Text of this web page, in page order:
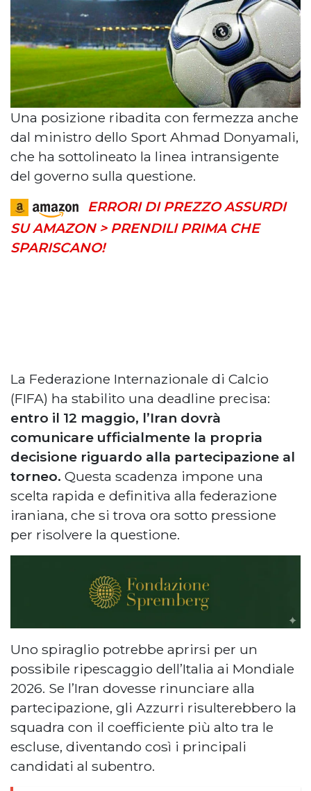
Una posizione ribadita con fermezza anche
dal ministro dello Sport Ahmad Donyamali,
che ha sottolineato la linea intransigente
del governo sulla questione.
ERRORI DI PREZZO ASSURDI
SU AMAZON > PRENDILI PRIMA CHE
SPARISCANO!
La Federazione Internazionale di Calcio
(FIFA) ha stabilito una deadline precisa:
entro il 12 maggio, l’Iran dovrà
comunicare ufficialmente la propria
decisione riguardo alla partecipazione al
torneo. Questa scadenza impone una
scelta rapida e definitiva alla federazione
iraniana, che si trova ora sotto pressione
per risolvere la questione.
Uno spiraglio potrebbe aprirsi per un
possibile ripescaggio dell’Italia ai Mondiale
2026. Se l’Iran dovesse rinunciare alla
partecipazione, gli Azzurri risulterebbero la
squadra con il coefficiente più alto tra le
escluse, diventando così i principali
candidati al subentro.